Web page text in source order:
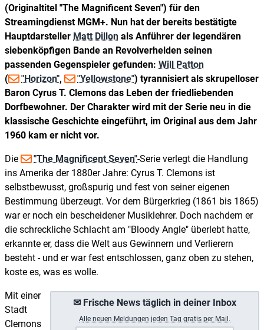
(Originaltitel "The Magnificent Seven") für den
Streamingdienst MGM+. Nun hat der bereits bestätigte
Hauptdarsteller Matt Dillon als Anführer der legendären
siebenköpfigen Bande an Revolverhelden seinen
passenden Gegenspieler gefunden: Will Patton
(
"Horizon", "Yellowstone") tyrannisiert als skrupelloser
Baron Cyrus T. Clemons das Leben der friedliebenden
Dorfbewohner. Der Charakter wird mit der Serie neu in die
klassische Geschichte eingeführt, im Original aus dem Jahr
1960 kam er nicht vor.
Die "The Magnificent Seven"-Serie verlegt die Handlung
ins Amerika der 1880er Jahre: Cyrus T. Clemons ist
selbstbewusst, großspurig und fest von seiner eigenen
Bestimmung überzeugt. Vor dem Bürgerkrieg (1861 bis 1865)
war er noch ein bescheidener Musiklehrer. Doch nachdem er
die schreckliche Schlacht am "Bloody Angle" überlebt hatte,
erkannte er, dass die Welt aus Gewinnern und Verlierern
besteht - und er war fest entschlossen, ganz oben zu stehen,
koste es, was es wolle.
✉ Frische News täglich in deiner Inbox
Alle neuen Meldungen jeden Tag gratis per Mail.
Mit einer
Stadt
Clemons